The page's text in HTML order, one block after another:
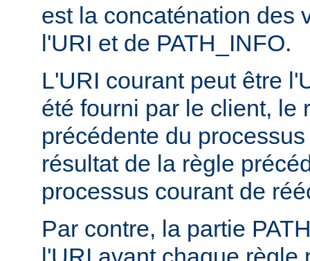
est la concaténation des
l'URI et de PATH_INFO.
L'URI courant peut être
été fourni par le client, le
précédente du
résultat de la règle
processus courant de
Par contre, la partie